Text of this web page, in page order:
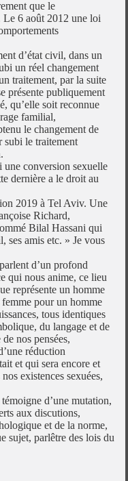
que le
Le 6 août 2012 une loi
d’état civil, dans un
un réel changement
traitement, par la suite
présente publiquement
qu’elle soit reconnue
familial,
le changement de
subi le traitement
une conversion sexuelle
dernière a le droit au
2019 à Tel Aviv. Une
Richard,
Bilal Hassani qui
ses amis etc. » Je vous
d’un profond
qui nous anime, ce lieu
représente un homme
pour un homme
tous identiques
du langage et de
nos pensées,
réduction
et qui sera encore et
existences sexuées,
d’une mutation,
aux discutions,
et de la norme,
sujet, parlêtre des lois du